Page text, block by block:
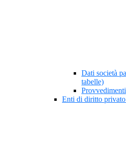
Dati società
tabelle)
Provvedimenti
Enti di diritto